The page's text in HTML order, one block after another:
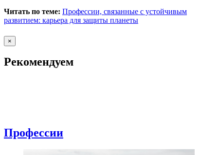
Читать по теме: Профессии, связанные с устойчивым
развитием: карьера для защиты планеты
×
Рекомендуем
Профессии